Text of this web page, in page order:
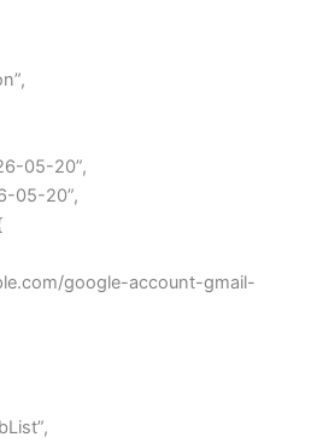
05-20”,
05-20”,
google-account-gmail-